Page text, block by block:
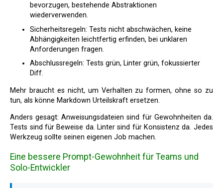
bevorzugen, bestehende Abstraktionen
wiederverwenden.
Sicherheitsregeln: Tests nicht abschwächen, keine
Abhängigkeiten leichtfertig erfinden, bei unklaren
Anforderungen fragen.
Abschlussregeln: Tests grün, Linter grün, fokussierter
Diff.
Mehr braucht es nicht, um Verhalten zu formen, ohne so zu
tun, als könne Markdown Urteilskraft ersetzen.
Anders gesagt: Anweisungsdateien sind für Gewohnheiten da.
Tests sind für Beweise da. Linter sind für Konsistenz da. Jedes
Werkzeug sollte seinen eigenen Job machen.
Eine bessere Prompt-Gewohnheit für Teams und
Solo-Entwickler